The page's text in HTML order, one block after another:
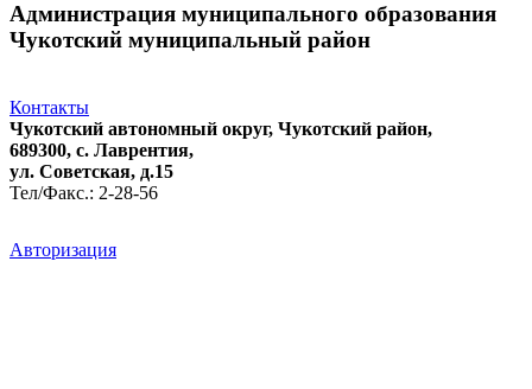
Администрация муниципального образования
Чукотский муниципальный район
Контакты
Чукотский автономный округ, Чукотский район,
689300, с. Лаврентия,
ул. Советская, д.15
Тел/Факс.: 2-28-56
Авторизация